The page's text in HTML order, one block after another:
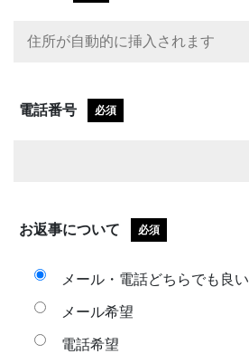
電話番号 必須
お返事について 必須
メール・電話どちらでも良い
メール希望
電話希望